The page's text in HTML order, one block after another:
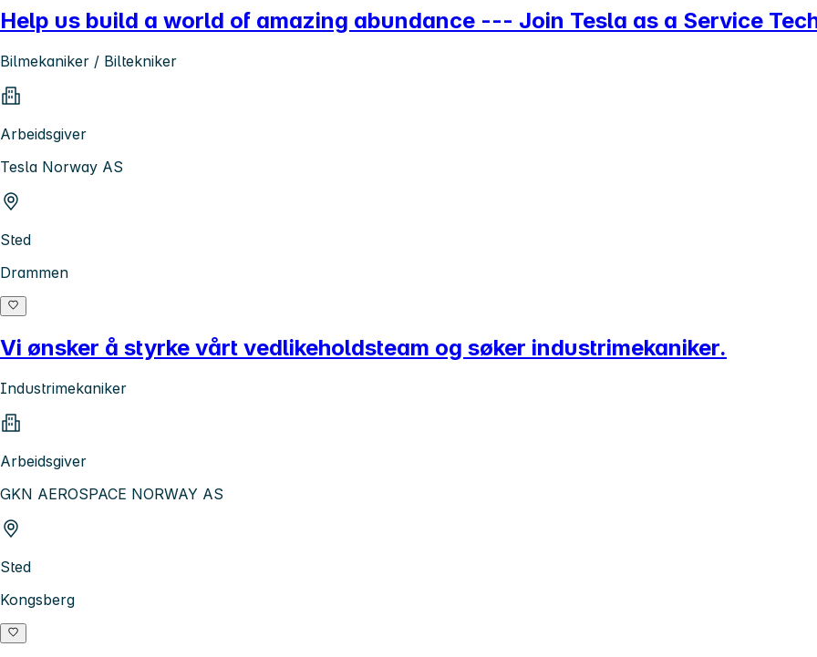
Help us build a world of amazing abundance --- Join Tesla as a Service
Bilmekaniker / Biltekniker
Arbeidsgiver
Tesla Norway AS
Sted
Drammen
Vi ønsker å styrke vårt vedlikeholdsteam og søker industrimekaniker.
Industrimekaniker
Arbeidsgiver
GKN AEROSPACE NORWAY AS
Sted
Kongsberg